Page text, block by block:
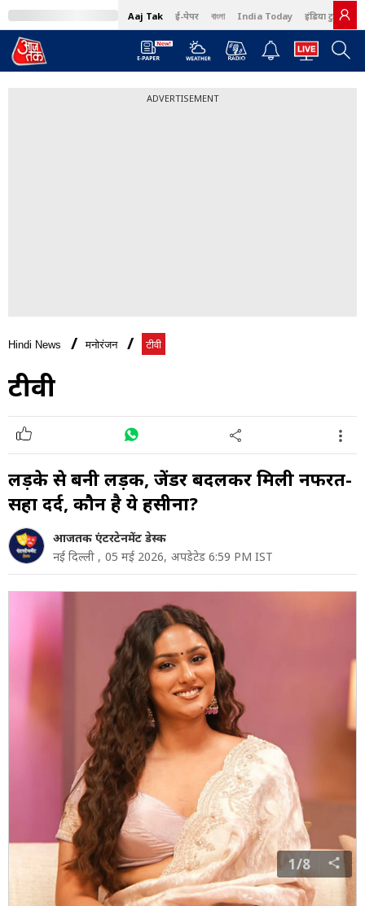
Aaj Tak ई-पेपर বাংলা India Today इंडिया टुडे हिंदी
ADVERTISEMENT
Hindi News मनोरंजन टीवी
टीवी
लड़के से बनी लड़की, जेंडर बदलकर मिली नफरत-
सहा दर्द, कौन है ये हसीना?
आजतक एंटरटेनमेंट डेस्क
नई दिल्ली , 05 मई 2026, अपडेटेड 6:59 PM IST
1/8